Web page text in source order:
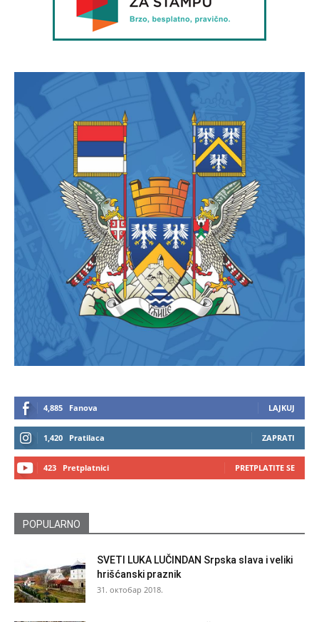
4,885 Fanova LAJKUJ
1,420 Pratilaca ZAPRATI
423 Pretplatnici PRETPLATITE SE
POPULARNO
SVETI LUKA LUČINDAN Srpska slava i veliki
hrišćanski praznik
31. октобар 2018.